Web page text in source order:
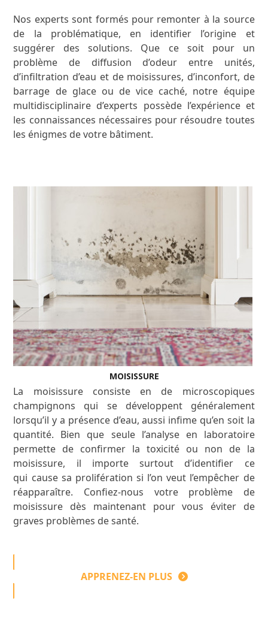
Nos experts sont formés pour remonter à la source
de la problématique, en identifier l’origine et
suggérer des solutions. Que ce soit pour un
problème de diffusion d’odeur entre unités,
d’infiltration d’eau et de moisissures, d’inconfort, de
barrage de glace ou de vice caché, notre équipe
multidisciplinaire d’experts possède l’expérience et
les connaissances nécessaires pour résoudre toutes
les énigmes de votre bâtiment.
MOISISSURE
La moisissure consiste en de microscopiques
champignons qui se développent généralement
lorsqu’il y a présence d’eau, aussi infime qu’en soit la
quantité. Bien que seule l’analyse en laboratoire
permette de confirmer la toxicité ou non de la
moisissure, il importe surtout d’identifier ce
qui cause sa prolifération si l’on veut l’empêcher de
réapparaître. Confiez-nous votre problème de
moisissure dès maintenant pour vous éviter de
graves problèmes de santé.
APPRENEZ-EN PLUS